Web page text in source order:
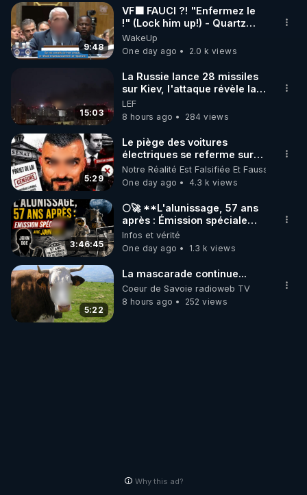
▶ 30 jours gratuit sur l’application de méditation et
de bien-être ENVOL :
Rendez-vous sur https://www.envol.app/code
le code : REGENERE
9:48
VF🟩 FAUCI ?! "Enfermez le
!" (Lock him up!) - Quartz
Traduction
WakeUp
One day ago
2.0 k views
15:03
La Russie lance 28 missiles
sur Kiev, l'attaque révèle la
faiblesse de Kiev
LEF
8 hours ago
284 views
5:29
Le piège des voitures
électriques se referme sur
les usagers !
Notre Réalité Est Falsifiée Et Fausse
One day ago
4.3 k views
3:46:45
🌕🚀 **L'alunissage, 57 ans
après : Émission spéciale
avec John Doe !** 👨 🚀✨
Infos et vérité
One day ago
1.3 k views
5:22
La mascarade continue...
Coeur de Savoie radioweb TV
8 hours ago
252 views
Why this ad?